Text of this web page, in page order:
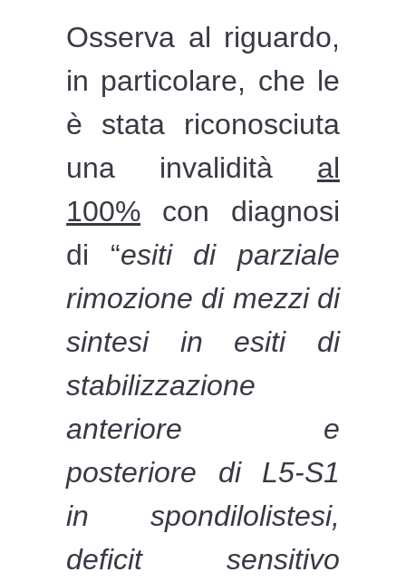
Osserva al riguardo,
in particolare, che le
è stata riconosciuta
una invalidità al
100% con diagnosi
di “esiti di parziale
rimozione di mezzi di
sintesi in esiti di
stabilizzazione
anteriore e
posteriore di L5-S1
in spondilolistesi,
deficit sensitivo